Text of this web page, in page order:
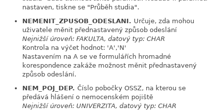
nastaven, tiskne se "Průběh studia".
NEMENIT_ZPUSOB_ODESLANI. Určuje, zda mohou
uživatele měnit přednastavený způsob odeslání
Nejnižší úroveň: FAKULTA, datový typ: CHAR
Kontrola na výčet hodnot: 'A','N'
Nastavením na A se ve formulářích hromadné
korespondence zakáže možnost měnit přednastavený
způsob odeslání.
NEM_POJ_DEP. Číslo pobočky OSSZ, na kterou se
předává hlášení o nemocenském pojiště
Nejnižší úroveň: UNIVERZITA, datový typ: CHAR